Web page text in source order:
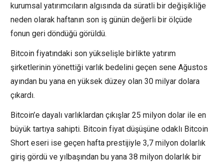
kurumsal yatırımcıların algısında da süratli bir değişikliğe
neden olarak haftanın son iş günün değerli bir ölçüde
fonun geri döndüğü görüldü.
Bitcoin fiyatındaki son yükselişle birlikte yatırım
şirketlerinin yönettiği varlık bedelini geçen sene Ağustos
ayından bu yana en yüksek düzey olan 30 milyar dolara
çıkardı.
Bitcoin’e dayalı varlıklardan çıkışlar 25 milyon dolar ile en
büyük tartıya sahipti. Bitcoin fiyat düşüşüne odaklı Bitcoin
Short eseri ise geçen hafta prestijiyle 3,7 milyon dolarlık
giriş gördü ve yılbaşından bu yana 38 milyon dolarlık bir